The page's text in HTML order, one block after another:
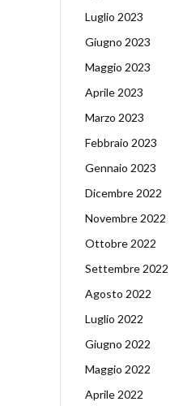
Luglio 2023
Giugno 2023
Maggio 2023
Aprile 2023
Marzo 2023
Febbraio 2023
Gennaio 2023
Dicembre 2022
Novembre 2022
Ottobre 2022
Settembre 2022
Agosto 2022
Luglio 2022
Giugno 2022
Maggio 2022
Aprile 2022